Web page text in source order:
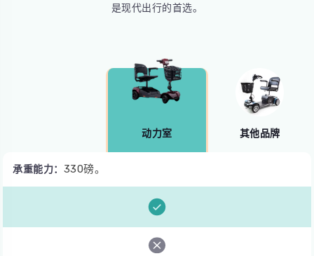
是现代出行的首选。
动力室 其他品牌
承重能力： 330磅。